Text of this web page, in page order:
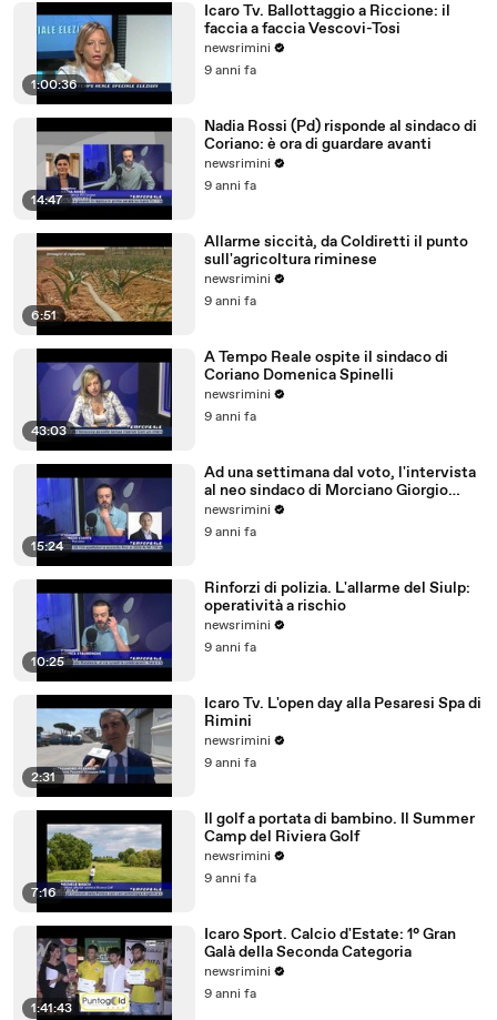
1:00:36
Icaro Tv. Ballottaggio a Riccione: il
faccia a faccia Vescovi-Tosi
newsrimini
9 anni fa
14:47
Nadia Rossi (Pd) risponde al sindaco di
Coriano: è ora di guardare avanti
newsrimini
9 anni fa
6:51
Allarme siccità, da Coldiretti il punto
sull'agricoltura riminese
newsrimini
9 anni fa
43:03
A Tempo Reale ospite il sindaco di
Coriano Domenica Spinelli
newsrimini
9 anni fa
15:24
Ad una settimana dal voto, l'intervista
al neo sindaco di Morciano Giorgio
Ciotti
newsrimini
9 anni fa
10:25
Rinforzi di polizia. L'allarme del Siulp:
operatività a rischio
newsrimini
9 anni fa
2:31
Icaro Tv. L'open day alla Pesaresi Spa di
Rimini
newsrimini
9 anni fa
7:16
Il golf a portata di bambino. Il Summer
Camp del Riviera Golf
newsrimini
9 anni fa
1:41:43
Icaro Sport. Calcio d'Estate: 1° Gran
Galà della Seconda Categoria
newsrimini
9 anni fa